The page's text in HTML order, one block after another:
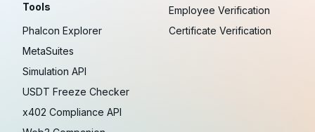
Tools
Phalcon Explorer
MetaSuites
Simulation API
USDT Freeze Checker
x402 Compliance API
Employee Verification
Certificate Verification